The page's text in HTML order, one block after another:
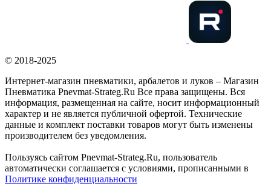
© 2018-2025
Интернет-магазин пневматики, арбалетов и луков – Магазин
Пневматика Pnevmat-Strateg.Ru Все права защищены. Вся
информация, размещенная на сайте, носит информационный
характер и не является публичной офертой. Технические
данные и комплект поставки товаров могут быть изменены
производителем без уведомления.
Пользуясь сайтом Pnevmat-Strateg.Ru, пользователь
автоматически соглашается с условиями, прописанными в
Политике конфиденциальности